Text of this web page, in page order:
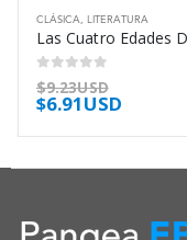
CLÁSICA, LITERATURA
0out of 5
$9.23USD
$6.91USD